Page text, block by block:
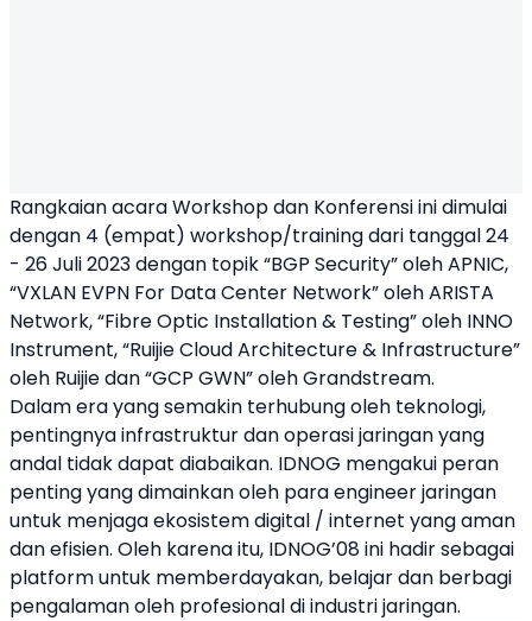
Rangkaian acara Workshop dan Konferensi ini dimulai
dengan 4 (empat) workshop/training dari tanggal 24
- 26 Juli 2023 dengan topik “BGP Security” oleh APNIC,
“VXLAN EVPN For Data Center Network” oleh ARISTA
Network, “Fibre Optic Installation & Testing” oleh INNO
Instrument, “Ruijie Cloud Architecture & Infrastructure”
oleh Ruijie dan “GCP GWN” oleh Grandstream.
Dalam era yang semakin terhubung oleh teknologi,
pentingnya infrastruktur dan operasi jaringan yang
andal tidak dapat diabaikan. IDNOG mengakui peran
penting yang dimainkan oleh para engineer jaringan
untuk menjaga ekosistem digital / internet yang aman
dan efisien. Oleh karena itu, IDNOG’08 ini hadir sebagai
platform untuk memberdayakan, belajar dan berbagi
pengalaman oleh profesional di industri jaringan.